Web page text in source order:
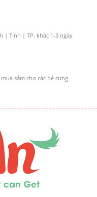
| Tỉnh | TP. khác 1-3 ngày
sắm cho các bé cưng